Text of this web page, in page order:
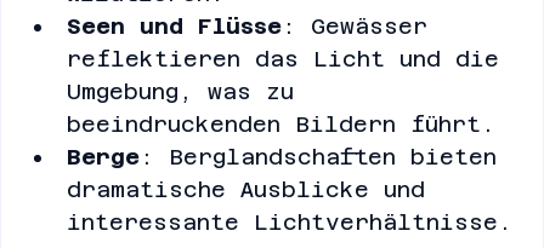
Wildtieren.
Seen und Flüsse: Gewässer
reflektieren das Licht und die
Umgebung, was zu
beeindruckenden Bildern führt.
Berge : Berglandschaften bieten
dramatische Ausblicke und